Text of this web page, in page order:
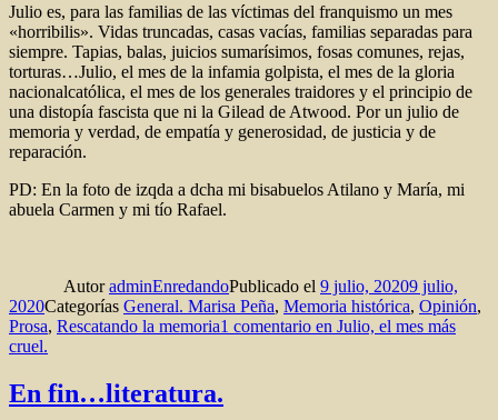
Julio es, para las familias de las víctimas del franquismo un mes
«horribilis». Vidas truncadas, casas vacías, familias separadas para
siempre. Tapias, balas, juicios sumarísimos, fosas comunes, rejas,
torturas…Julio, el mes de la infamia golpista, el mes de la gloria
nacionalcatólica, el mes de los generales traidores y el principio de
una distopía fascista que ni la Gilead de Atwood. Por un julio de
memoria y verdad, de empatía y generosidad, de justicia y de
reparación.
PD: En la foto de izqda a dcha mi bisabuelos Atilano y María, mi
abuela Carmen y mi tío Rafael.
AutoradminEnredandoPublicado el 9 julio, 20209 julio,
2020Categorías General. Marisa Peña, Memoria histórica, Opinión,
Prosa, Rescatando la memoria1 comentario en Julio, el mes más
cruel.
En fin…literatura.